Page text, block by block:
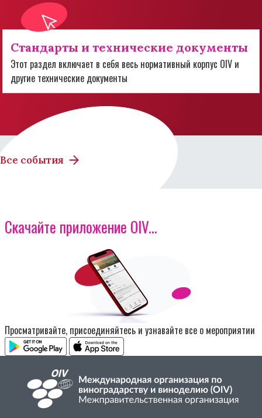
Стандарты и технические документы
Этот раздел включает в себя весь нормативный корпус OIV и
другие технические документы
Все события
Скачайте приложение OIV...
Изображение
Просматривайте, присоединяйтесь и узнавайте все о мероприятии